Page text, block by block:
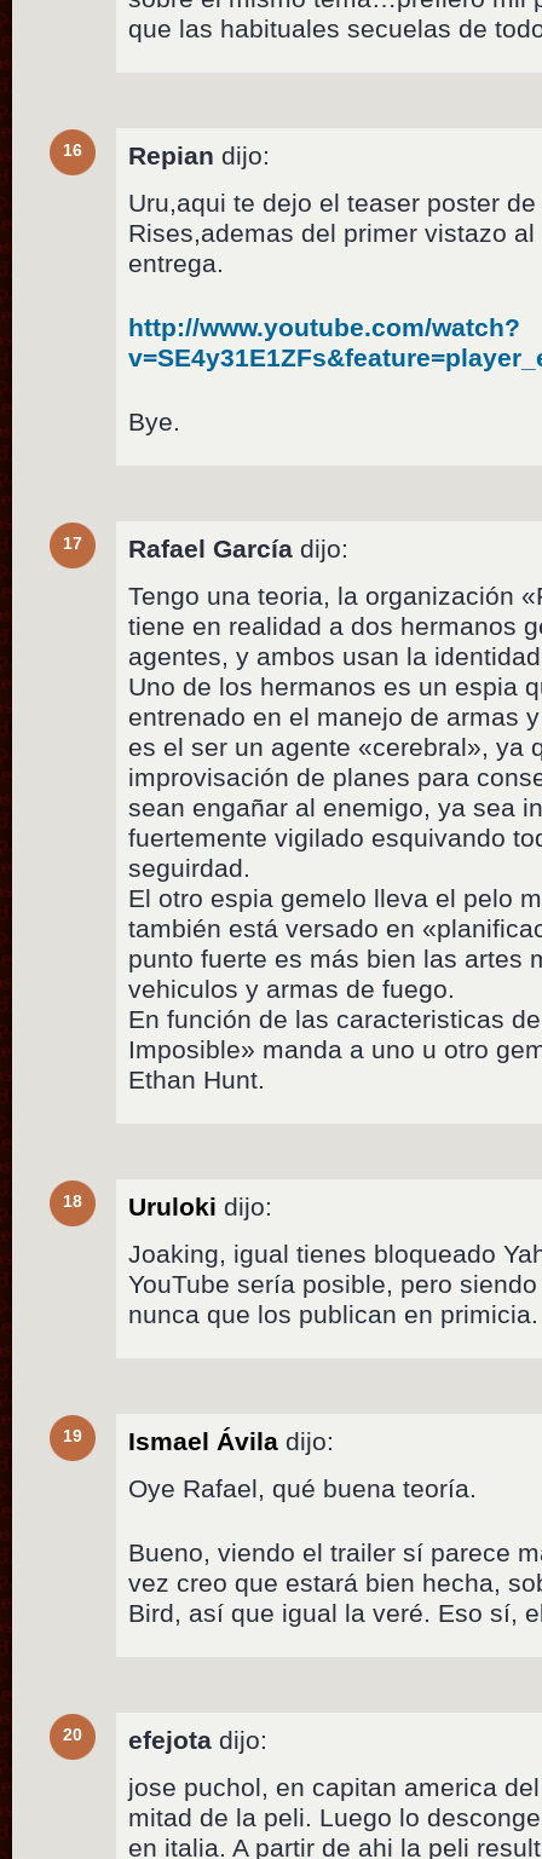
que las habituales secuelas de
16 Repian dijo:
Uru,aqui te dejo el teaser poster
Rises,ademas del primer vistazo
entrega.
http://www.youtube.com/watch?
Bye.
17 Rafael García dijo:
Tengo una teoria, la organización
tiene en realidad a dos hermanos
agentes, y ambos usan la
Uno de los hermanos es un espia
entrenado en el manejo de armas
es el ser un agente «cerebral», ya
improvisación de planes para
sean engañar al enemigo, ya sea
fuertemente vigilado esquivando
seguirdad.
El otro espia gemelo lleva el pelo
también está versado en
punto fuerte es más bien las artes
vehiculos y armas de fuego.
En función de las caracteristicas
Imposible» manda a uno u otro
Ethan Hunt.
18 Uruloki dijo:
Joaking, igual tienes bloqueado
YouTube sería posible, pero
nunca que los publican en primicia.
19 Ismael Ávila dijo:
Oye Rafael, qué buena teoría.
Bueno, viendo el trailer sí parece
vez creo que estará bien hecha,
Bird, así que igual la veré. Eso sí,
20 efejota dijo:
jose puchol, en capitan america
mitad de la peli. Luego lo
en italia. A partir de ahi la peli